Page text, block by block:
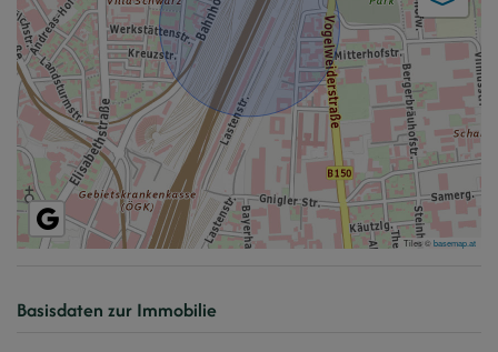
Tiles ©basemap.at
Basisdaten zur Immobilie